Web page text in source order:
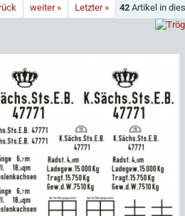
Passwort vergessen?
weiter » Letzter » 42 Artikel in